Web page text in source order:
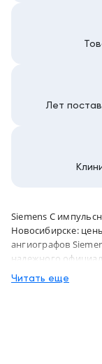
Лет
Siemens С
Новосибирске:
ангиографов
надежного
системы и
Читать еще